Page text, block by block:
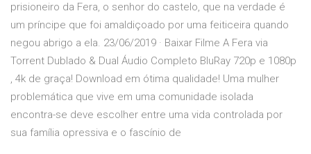
prisioneiro da Fera, o senhor do castelo, que na verdade é
um príncipe que foi amaldiçoado por uma feiticeira quando
negou abrigo a ela. 23/06/2019 · Baixar Filme A Fera via
Torrent Dublado & Dual Áudio Completo BluRay 720p e 1080p
, 4k de graça! Download em ótima qualidade! Uma mulher
problemática que vive em uma comunidade isolada
encontra-se deve escolher entre uma vida controlada por
sua família opressiva e o fascínio de